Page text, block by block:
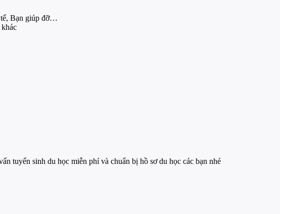
tế, Bạn giúp đỡ…
tuyển sinh du học miễn phí và chuẩn bị hồ sơ du học các bạn nhé